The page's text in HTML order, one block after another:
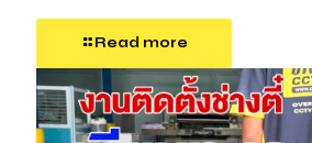
Read more